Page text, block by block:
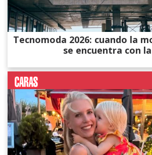
Tecnomoda 2026: cuando la
se encuentra con